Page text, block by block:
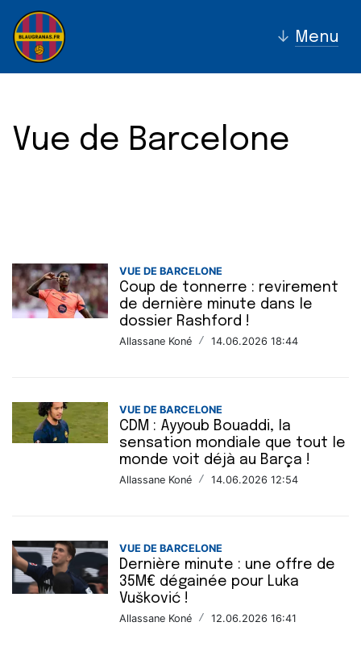
↓ Menu
Vue de Barcelone
VUE DE BARCELONE
Coup de tonnerre : revirement
de dernière minute dans le
dossier Rashford !
Allassane Koné / 14.06.2026 18:44
VUE DE BARCELONE
CDM : Ayyoub Bouaddi, la
sensation mondiale que tout le
monde voit déjà au Barça !
Allassane Koné / 14.06.2026 12:54
VUE DE BARCELONE
Dernière minute : une offre de
35M€ dégainée pour Luka
Vušković !
Allassane Koné / 12.06.2026 16:41